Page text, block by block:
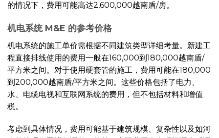
的情况下，费用可能高达2,600,000越南盾/房。
机电系统 M&E 的参考价格
机电系统的施工单价需根据不同建筑类型详细考量。新建工
程直接排线使用的费用一般在160,000到180,000越南盾/
平方米之间。对于使用硬套管的施工，费用可能在180,000
到200,000越南盾/平方米之间。这些价格包括了电力、
水、电缆电视和互联网系统的费用，但不包括材料和增值
税。
考虑到具体情况，费用可能基于建筑规模、复杂性以及如河